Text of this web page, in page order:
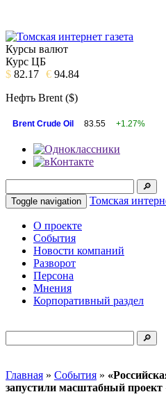
Курсы валют
Курс ЦБ
$ 82.17 € 94.84
Нефть Brent ($)
Brent Crude Oil 83.55 +1.27%
Toggle navigation Томская
О проекте
События
Новости компаний
Разворот
Персона
Мнения
Корпоративный раздел
Главная » События »
запустили масштабный